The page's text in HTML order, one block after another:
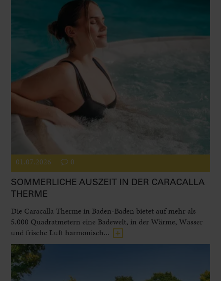
01.07.2026 0
SOMMERLICHE AUSZEIT IN DER CARACALLA
THERME
Die Caracalla Therme in Baden-Baden bietet auf mehr als
5.000 Quadratmetern eine Badewelt, in der Wärme, Wasser
und frische Luft harmonisch...